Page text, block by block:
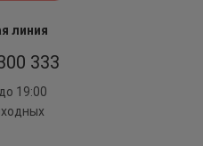
линия
333
19:00